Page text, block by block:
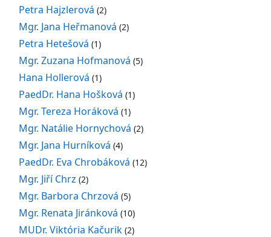
Petra Hajzlerová (2)
Mgr. Jana Heřmanová (2)
Petra Hetešová (1)
Mgr. Zuzana Hofmanová (5)
Hana Hollerová (1)
PaedDr. Hana Hošková (1)
Mgr. Tereza Horáková (1)
Mgr. Natálie Hornychová (2)
Mgr. Jana Hurníková (4)
PaedDr. Eva Chrobáková (12)
Mgr. Jiří Chrz (2)
Mgr. Barbora Chrzová (5)
Mgr. Renata Jiránková (10)
MUDr. Viktória Kačurik (2)